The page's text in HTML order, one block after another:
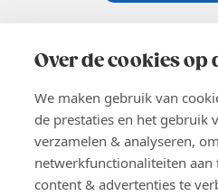
Over de cookies op
We maken gebruik van
de prestaties en het gebruik
verzamelen & analyseren,
netwerkfunctionaliteiten aan
content & advertenties te
02 229 81 11